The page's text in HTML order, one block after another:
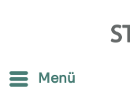
Menü